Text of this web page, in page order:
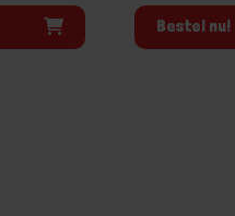
Bestel nu!